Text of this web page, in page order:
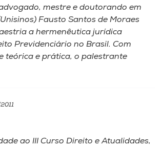
mestre e doutorando em
Fausto Santos de Moraes
a hermenêutica jurídica
Previdenciário no Brasil. Com
teórica e prática, o palestrante
ao III Curso Direito e Atualidades,